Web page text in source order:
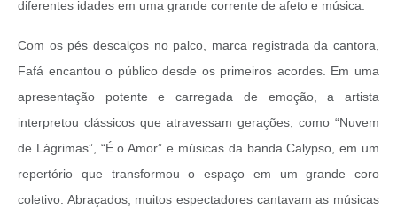
diferentes idades em uma grande corrente de afeto e música.
Com os pés descalços no palco, marca registrada da cantora,
Fafá encantou o público desde os primeiros acordes. Em uma
apresentação potente e carregada de emoção, a artista
interpretou clássicos que atravessam gerações, como “Nuvem
de Lágrimas”, “É o Amor” e músicas da banda Calypso, em um
repertório que transformou o espaço em um grande coro
coletivo. Abraçados, muitos espectadores cantavam as músicas